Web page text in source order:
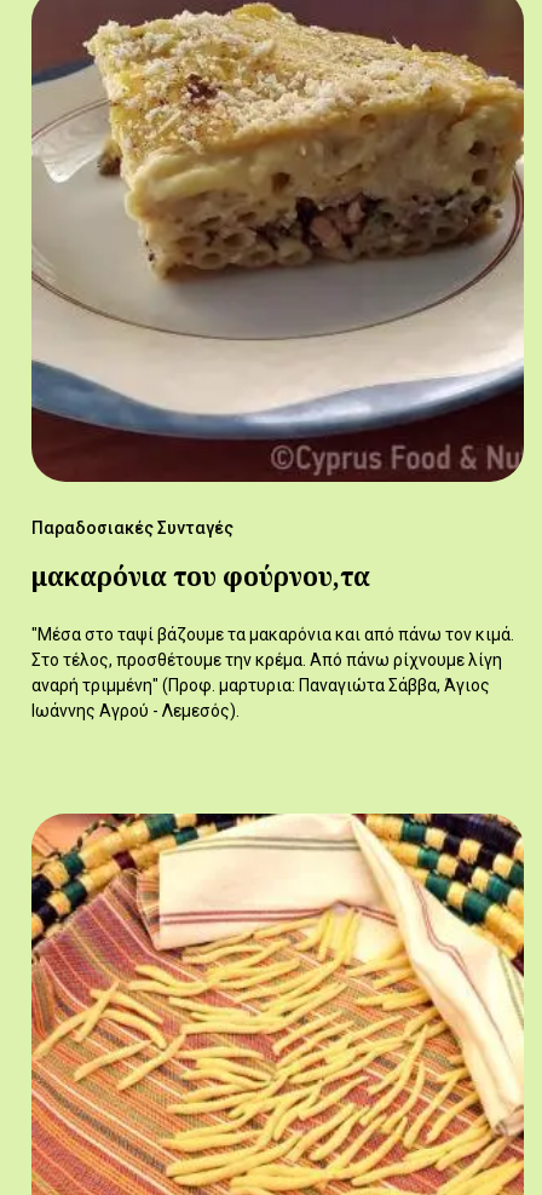
Παραδοσιακές Συνταγές
μακαρόνια του φούρνου,τα
"Μέσα στο ταψί βάζουμε τα μακαρόνια και από πάνω τον κιμά.
Στο τέλος, προσθέτουμε την κρέμα. Από πάνω ρίχνουμε λίγη
αναρή τριμμένη" (Προφ. μαρτυρια: Παναγιώτα Σάββα, Άγιος
Ιωάννης Αγρού - Λεμεσός).